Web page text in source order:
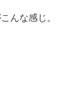
んな感じ。